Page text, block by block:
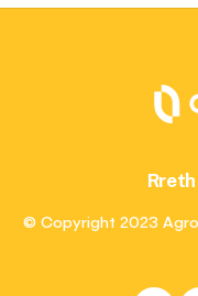
© Copyright 2023